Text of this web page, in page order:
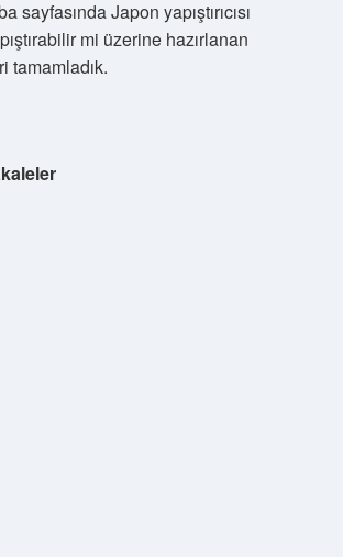
sayfasında Japon yapıştırıcısı
mi üzerine hazırlanan
tamamladık.